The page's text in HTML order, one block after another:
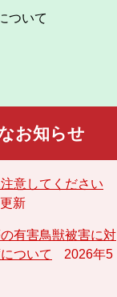
ついて
お知らせ
意してください
新
有害鳥獣被害に対
ついて
2026年5